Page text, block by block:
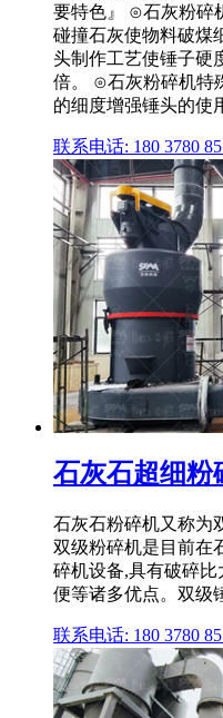
要特色』 ⊙石灰粉碎
碰撞石灰使物料破煤
头制作工艺使锤子硬
倍。 ⊙石灰粉碎机特
的细度增强锤头的使
联系电话: 180 3780
石灰石超细粉
石灰石粉碎机又称为
双级粉碎机是目前在
碎机设备,具有破碎
便等诸多优点。双级
联系电话: 180 3780